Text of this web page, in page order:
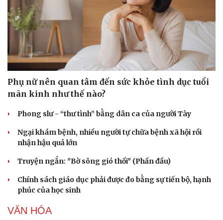
Phụ nữ nên quan tâm đến sức khỏe tình dục tuổi
mãn kinh như thế nào?
Phong slư - “thư tình” bằng dân ca của người Tày
Ngại khám bệnh, nhiều người tự chữa bệnh xã hội rồi
nhận hậu quả lớn
Truyện ngắn: "Bờ sông gió thổi" (Phần đầu)
Chính sách giáo dục phải được đo bằng sự tiến bộ, hạnh
phúc của học sinh
VĂN HÓA